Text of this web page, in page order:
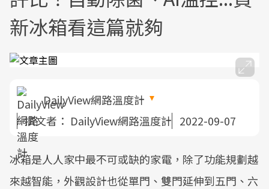
新冰箱看這篇就夠
DailyView網路溫度計
撰文者： DailyView網路溫度計 2022-09-07
冰箱是人人家中最不可或缺的家電，除了功能規劃越
來越智能，外觀設計也從單門、雙門延伸到五門、六